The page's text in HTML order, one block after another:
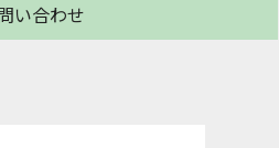
い合わせ